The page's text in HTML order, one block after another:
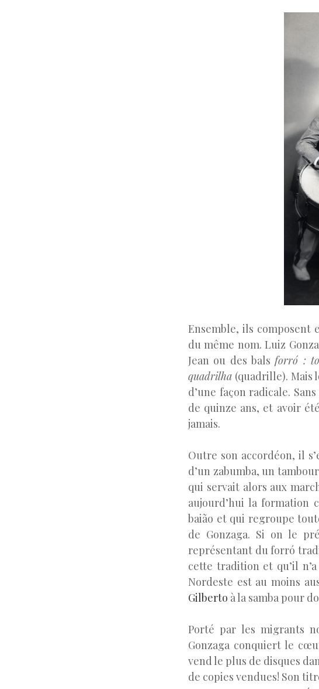
Ensemble, ils composent
du même nom. Luiz
Jean ou des balsforró : t
quadrilha (quadrille). Mais
d’une façon radicale.
de quinze ans, et avoir
jamais.
Outre son accordéon, il
d’un zabumba, un
qui servait alors aux
aujourd’hui la formation
baião et qui regroupe
de Gonzaga. Si on le
représentant du forró
cette tradition et qu’il
Nordeste est au moins
Gilberto à la samba pour
Porté par les migrants
Gonzaga conquiert le
vend le plus de disques
de copies vendues! Son